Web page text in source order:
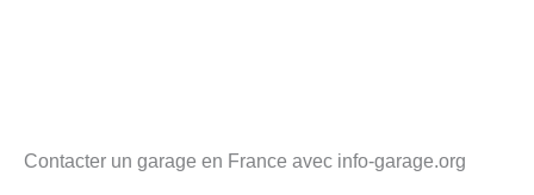
Contacter un garage en France avec info-garage.org